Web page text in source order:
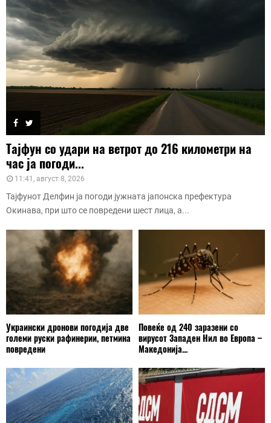
Тајфун со удари на ветрот до 216 километри на
час ја погоди...
11:41, август 8, 2026
Тајфунот Делфин ја погоди јужната јапонска префектура
Окинава, при што се повредени шест лица, а...
Украински дронови погодија две
големи руски рафинерии, петмина
повредени
Повеќе од 240 заразени со
вирусот Западен Нил во Европа –
Македонија...